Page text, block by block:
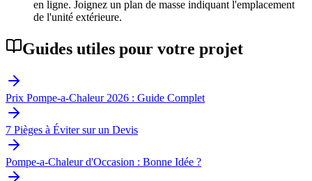
en ligne. Joignez un plan de masse indiquant l'emplacement
de l'unité extérieure.
Guides utiles pour votre projet
Prix Pompe-a-Chaleur 2026 : Guide Complet
7 Pièges à Éviter sur un Devis
Pompe-a-Chaleur d'Occasion : Bonne Idée ?